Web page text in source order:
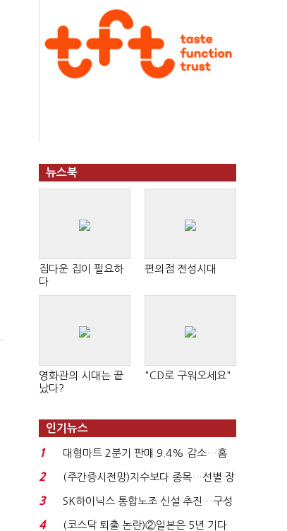
뉴스북
집다운 집이 필요하
다
편의점 전성시대
영화관의 시대는 끝
났다?
"CD로 구워오세요"
인기뉴스
1
대형마트 2분기 판매 9.4% 감소…홈
플러스 사태 여파...
2
(주간증시전망)지수보다 종목…선별 장
세 이어진다...
3
SK하이닉스 통합노조 신설 추진…구성
원 간 성과급 불...
4
(코스닥 퇴출 논란)②일본은 5년 기다